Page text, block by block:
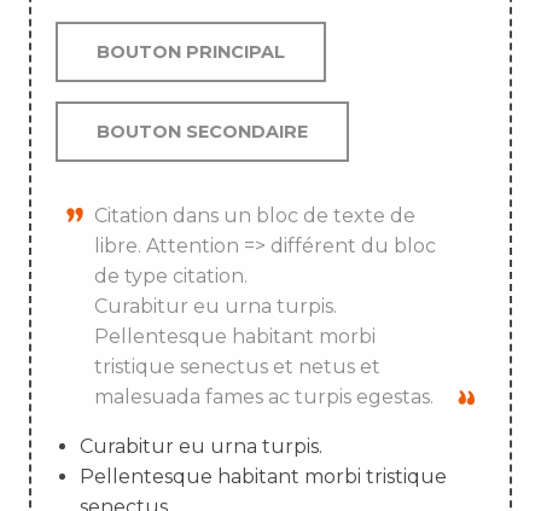
BOUTON PRINCIPAL
BOUTON SECONDAIRE
Citation dans un bloc de texte de
libre. Attention => différent du bloc
de type citation.
Curabitur eu urna turpis.
Pellentesque habitant morbi
tristique senectus et netus et
malesuada fames ac turpis egestas.
Curabitur eu urna turpis.
Pellentesque habitant morbi tristique